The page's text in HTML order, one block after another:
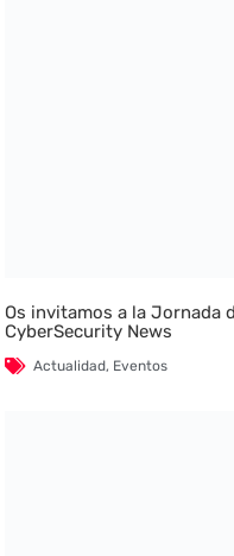
Os invitamos a la Jornada
CyberSecurity News
Actualidad, Eventos